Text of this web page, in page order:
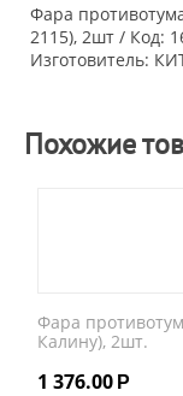
Фара
2115), 2шт / Код:
Изготовитель:
Похожие
Фара
Калину), 2шт.
1 376.00 Р